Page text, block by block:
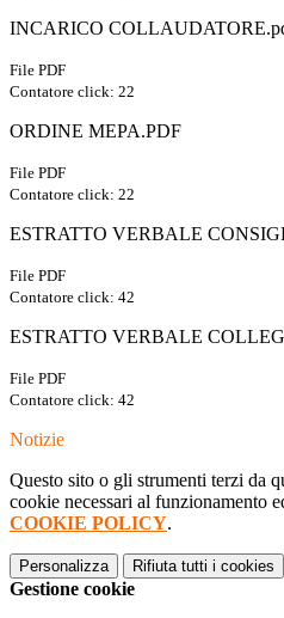
INCARICO
File PDF
Contatore click: 22
ORDINE MEPA.PDF
File PDF
Contatore click: 22
ESTRATTO VERBALE
File PDF
Contatore click: 42
ESTRATTO VERBALE
File PDF
Contatore click: 42
Notizie
Questo sito o gli strumenti terzi da
cookie necessari al funzionamento
COOKIE POLICY.
Personalizza Rifiuta tutti i cookies
Gestione cookie